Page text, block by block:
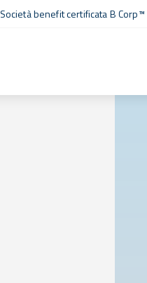
Società benefit certificata B Corp™